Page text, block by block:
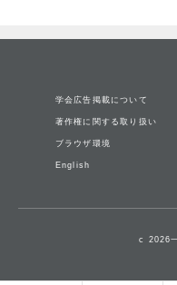
学会広告掲載について
著作権に関する取り扱い
ブラウザ環境
English
c 2026